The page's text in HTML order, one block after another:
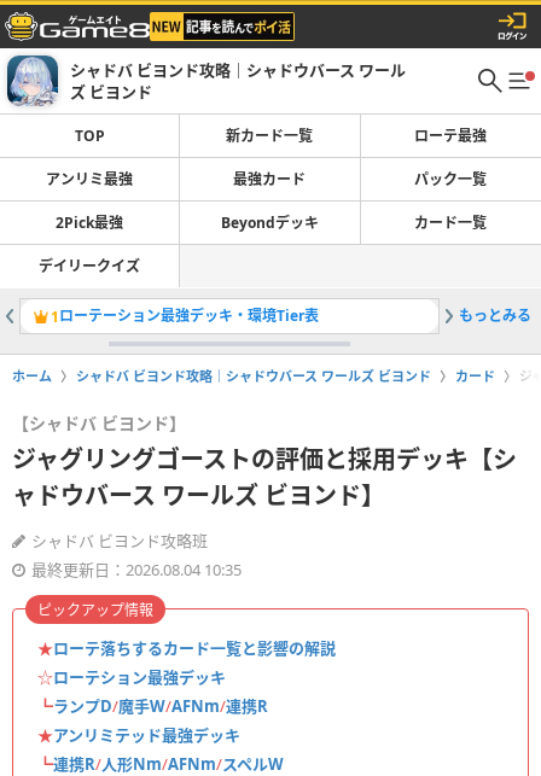
シャドバ ビヨンド攻略｜シャドウバース ワール
ズ ビヨンド
TOP 新カード一覧 ローテ最強
アンリミ最強 最強カード パック一覧
2Pick最強 Beyondデッキ カード一覧
デイリークイズ
1ローテーション最強デッキ・環境Tier表 2
もっとみる
ホーム シャドバ ビヨンド攻略｜シャドウバース ワールズ ビヨンド カード ジ
【シャドバ ビヨンド】
ジャグリングゴーストの評価と採用デッキ【シ
ャドウバース ワールズ ビヨンド】
シャドバ ビヨンド攻略班
最終更新日：2026.08.04 10:35
★ローテ落ちするカード一覧と影響の解説
☆ローテション最強デッキ
┗ランプD/魔手W/AFNm/連携R
★アンリミテッド最強デッキ
┗連携R/人形Nm/AFNm/スペルW
ピックアップ情報